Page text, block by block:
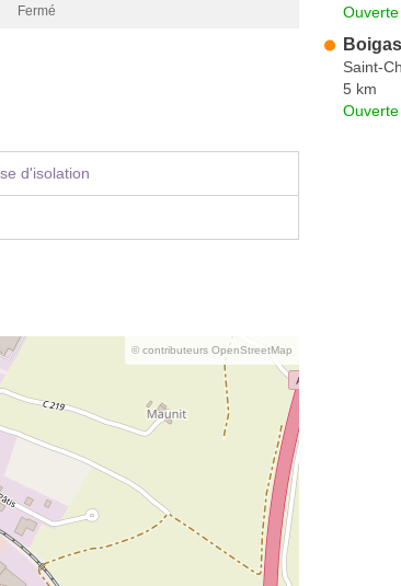
Fermé
d'isolation
© contributeurs OpenStreetMap
Saint-
5 km